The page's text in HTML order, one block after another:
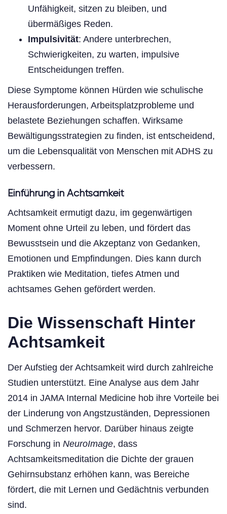
Unfähigkeit, sitzen zu bleiben, und
übermäßiges Reden.
Impulsivität: Andere unterbrechen,
Schwierigkeiten, zu warten, impulsive
Entscheidungen treffen.
Diese Symptome können Hürden wie schulische
Herausforderungen, Arbeitsplatzprobleme und
belastete Beziehungen schaffen. Wirksame
Bewältigungsstrategien zu finden, ist entscheidend,
um die Lebensqualität von Menschen mit ADHS zu
verbessern.
Einführung in Achtsamkeit
Achtsamkeit ermutigt dazu, im gegenwärtigen
Moment ohne Urteil zu leben, und fördert das
Bewusstsein und die Akzeptanz von Gedanken,
Emotionen und Empfindungen. Dies kann durch
Praktiken wie Meditation, tiefes Atmen und
achtsames Gehen gefördert werden.
Die Wissenschaft Hinter
Achtsamkeit
Der Aufstieg der Achtsamkeit wird durch zahlreiche
Studien unterstützt. Eine Analyse aus dem Jahr
2014 in JAMA Internal Medicine hob ihre Vorteile bei
der Linderung von Angstzuständen, Depressionen
und Schmerzen hervor. Darüber hinaus zeigte
Forschung in NeuroImage, dass
Achtsamkeitsmeditation die Dichte der grauen
Gehirnsubstanz erhöhen kann, was Bereiche
fördert, die mit Lernen und Gedächtnis verbunden
sind.